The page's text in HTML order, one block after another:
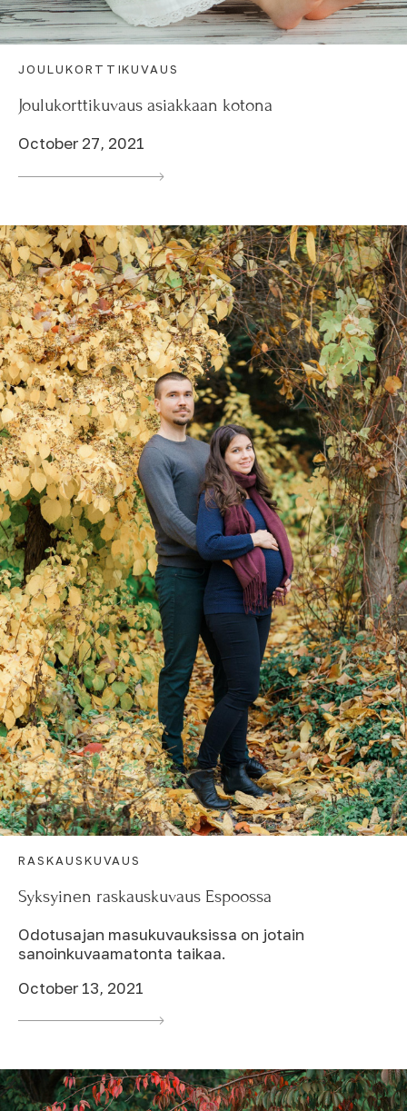
JOULUKORTTIKUVAUS
Joulukorttikuvaus asiakkaan kotona
October 27, 2021
RASKAUSKUVAUS
Syksyinen raskauskuvaus Espoossa
Odotusajan masukuvauksissa on jotain
sanoinkuvaamatonta taikaa.
October 13, 2021